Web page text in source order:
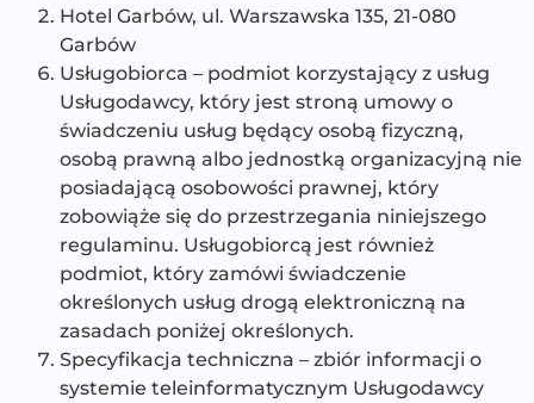
Hotel Garbów, ul. Warszawska 135, 21-080
Garbów
Usługobiorca – podmiot korzystający z usług
Usługodawcy, który jest stroną umowy o
świadczeniu usług będący osobą fizyczną,
osobą prawną albo jednostką organizacyjną nie
posiadającą osobowości prawnej, który
zobowiąże się do przestrzegania niniejszego
regulaminu. Usługobiorcą jest również
podmiot, który zamówi świadczenie
określonych usług drogą elektroniczną na
zasadach poniżej określonych.
Specyfikacja techniczna – zbiór informacji o
systemie teleinformatycznym Usługodawcy